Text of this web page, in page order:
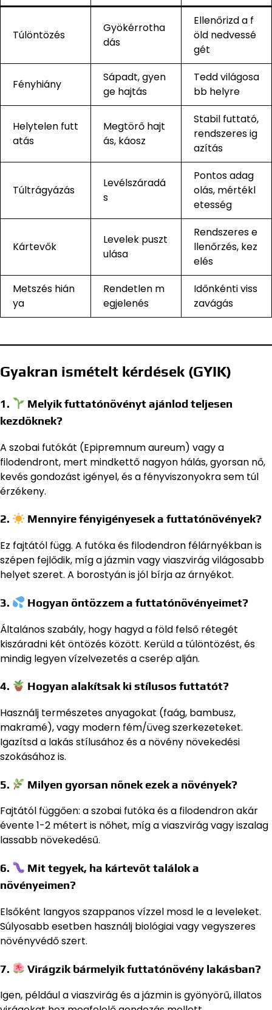
Túlöntözés
Gyökérrotha
dás
Ellenőrizd a f
öld nedvessé
gét
Fényhiány
Sápadt, gyen
ge hajtás
Tedd világosa
bb helyre
Helytelen futt
atás
Megtörő hajt
ás, káosz
Stabil futtató,
rendszeres ig
azítás
Túltrágyázás
Levélszáradá
s
Pontos adag
olás, mértékl
etesség
Kártevők
Levelek puszt
ulása
Rendszeres e
llenőrzés, kez
elés
Metszés hián
ya
Rendetlen m
egjelenés
Időnkénti viss
zavágás
Gyakran ismételt kérdések (GYIK)
1.
Melyik futtatónövényt ajánlod teljesen
kezdőknek?
A szobai futókát (Epipremnum aureum) vagy a
filodendront, mert mindkettő nagyon hálás, gyorsan nő,
kevés gondozást igényel, és a fényviszonyokra sem túl
érzékeny.
2. Mennyire fényigényesek a futtatónövények?
Ez fajtától függ. A futóka és filodendron félárnyékban is
szépen fejlődik, míg a jázmin vagy viaszvirág világosabb
helyet szeret. A borostyán is jól bírja az árnyékot.
3. Hogyan öntözzem a futtatónövényeimet?
Általános szabály, hogy hagyd a föld felső rétegét
kiszáradni két öntözés között. Kerüld a túlöntözést, és
mindig legyen vízelvezetés a cserép alján.
4. Hogyan alakítsak ki stílusos futtatót?
Használj természetes anyagokat (faág, bambusz,
makramé), vagy modern fém/üveg szerkezeteket.
Igazítsd a lakás stílusához és a növény növekedési
szokásához is.
5. Milyen gyorsan nőnek ezek a növények?
Fajtától függően: a szobai futóka és a filodendron akár
évente 1-2 métert is nőhet, míg a viaszvirág vagy iszalag
lassabb növekedésű.
6.
Mit tegyek, ha kártevőt találok a
növényeimen?
Elsőként langyos szappanos vízzel mosd le a leveleket.
Súlyosabb esetben használj biológiai vagy vegyszeres
növényvédő szert.
7. Virágzik bármelyik futtatónövény lakásban?
Igen, például a viaszvirág és a jázmin is gyönyörű, illatos